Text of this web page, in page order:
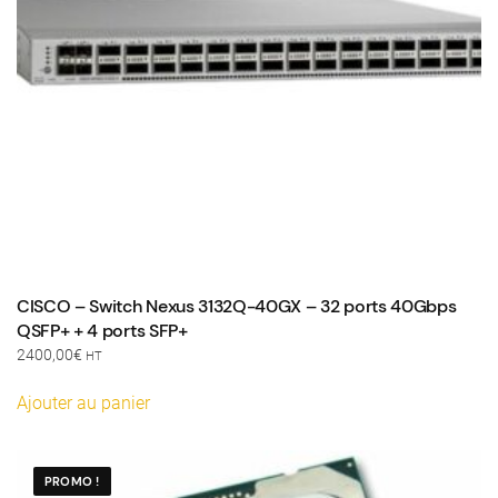
CISCO – Switch Nexus 3132Q-40GX – 32 ports 40Gbps
QSFP+ + 4 ports SFP+
2400,00€ HT
Ajouter au panier
PROMO !